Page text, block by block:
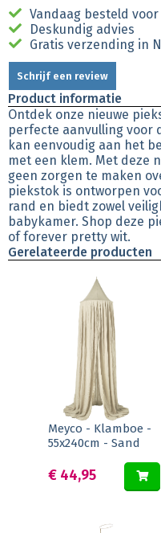
Vandaag besteld
Deskundig advies
Gratis verzending in
Schrijf een review
Product informatie
Ontdek onze nieuwe
perfecte aanvulling voor
kan eenvoudig aan het
met een klem. Met deze
geen zorgen te maken
piekstok is ontworpen
rand en biedt zowel
babykamer. Shop deze
of forever pretty wit.
Gerelateerde producten
Meyco - Klamboe -
55x240cm - Sand
€ 44,95